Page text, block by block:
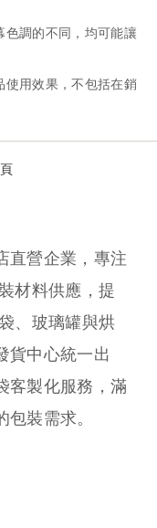
直營企業，專注
材料供應，提
、玻璃罐與烘
貨中心統一出
客製化服務，滿
裝需求。